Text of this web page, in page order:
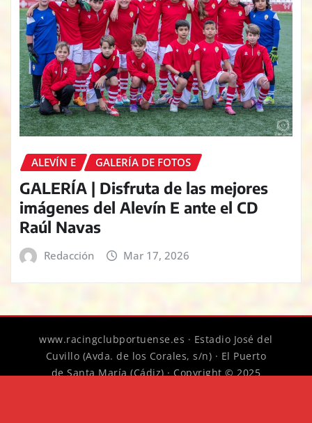
ALEVÍN E GALERÍA DE FOTOS
GALERÍA | Disfruta de las mejores
imágenes del Alevín E ante el CD
Raúl Navas
Redacción Mar 17, 2026
www.racingclubportuense.es · Estadio José del
Cuvillo (Avda. de los Corales, s/n) · El Puerto
de Santa María (Cádiz) · Copyright © 2025